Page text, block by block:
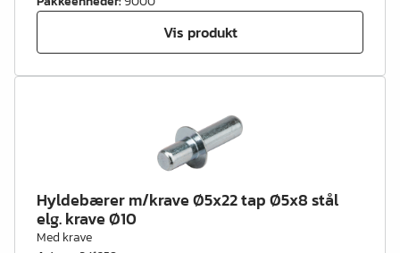
Vis produkt
Hyldebærer m/krave Ø5x22 tap Ø5x8 stål
elg. krave Ø10
Med krave